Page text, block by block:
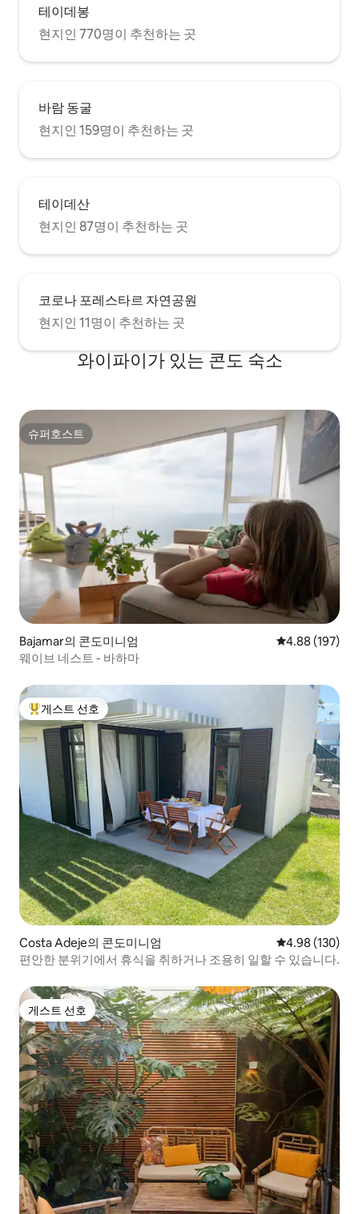
있으며, 헤어드라이어, 목욕 수건, 해변용
수건 세트가 구비되어 있습니다. 화장지와
세면대용 비누, 샤워젤을 찾을 수 있습니다.
추가 수건이 필요한 경우, 요청만 하시면 즉
세트가 제공됩니다. 전용 정원 문을 통해 숙
소 전체를 둘러싼 쾌적한 정원이 내려다보
이는 전용 공간이 있으며, 휴식을 취하거나
거나 독서를 즐길 수 있습니다. 이 공간에는
펜트하우스는 집 전체에 와이파이 서비스
를 제공하며, 서재나 업무 공간에는 창문을
통해 정원의 탁월한 전망을 감상할 수 있는
자연광이 있습니다. 스페인어로 된 책과 잡
휴식. XL 침대 마지막으로, 가장 중요한 것
큼 넓은 1.60 x 2.00m의 고품질 매트리스가
구비된 침대에서 쉬는 것입니다. 독립적인
독서등과 옷, 신발 또는 수하물로 여기시는
모든 것을 보관할 수 있는 옷장이 있습니다.
을 보내세요!!! 호스트는 몰타 모마와 함께
본 숙소 1층에 살고 있습니다. 다락방은 외
부 계단을 통해 접근할 수 있으며, 완전히 독
립적입니다. 주차장과 세탁 공간(세탁기와
건조기)은 게스트가 언제든지 이용할 수 있
는 공용 공간입니다. 숙소에 도착하시면 바
로 제공해 드리는 리모컨으로 자동문을 통
해 차고에 출입하실 수 있습니다. :) 외부 계
단을 통해 다락방에 독립적으로 출입할 수
있는 것 외에도 편안한 의자와 야외 샤워를
즐길 수 있는 전용 정원과 연결된 문이 있습
니다. 주요 장점은 잘 정의된 독립 공간의 프
라이버시를 존중하면서 숙박 중 문의 사항,
추천, 파트너를 위해 준비하고 싶은 서프라
이즈 또는 문제에 대해 전화나 왓츠앱으로
언제든지 도움을 드릴 수 있다는 것입니다.
테네리페 섬 북부의 작은 마을인 타코론테
환경은 조용합니다. 차로 10분 거리에 메사
델마르의 해변과 천연 수영장, 다른 작은 마
을이 있습니다. 펜트하우스에서 북쪽 고속
도로(TF5)로 쉽게 이동할 수 있어 섬의 다른
지역을 빠르게 방문할 수 있습니다. 차가 없
는 경우, 동네에 여러 버스 노선이 있습니다.
다른 궁금하신 점이 있으면 언제든지 문의
해주세요! 숙박 기간 중 차량을 렌트하여 개
인 주차장의 편리함을 누리거나 차량이 필
요하지 않은 경우에도 펜트하우스는 마을
중심가에 위치하고 있으며 근처에 버스 정
류장이 있어 섬의 주요 관광지로 이동할 수
있습니다. 테네리페 수르 공항(TFS 공항)에
서 50분, 테네리페 노스 공항(TFN 공항)에
서 15분 거리에 있습니다. 택시는 비싸지 않
으며, 전화로 택시를 부르거나 택시 서비스
를 요청할 수 있습니다.
테이데봉
현지인 770명이 추천하는 곳
바람 동굴
현지인 159명이 추천하는 곳
테이데산
현지인 87명이 추천하는 곳
코로나 포레스타르 자연공원
현지인 11명이 추천하는 곳
와이파이가 있는 콘도 숙소
슈퍼호스트
슈퍼호스트
Bajamar의 콘도미니엄 평점 4.88점(5
4.88 (197)
웨이브 네스트 - 바하마
상위 게스트 선호
게스트 선호
Costa Adeje의 콘도미니엄 평점 4.98점(5
4.98 (130)
편안한 분위기에서 휴식을 취하거나 조용히 일할 수 있습니다.
게스트 선호
게스트 선호